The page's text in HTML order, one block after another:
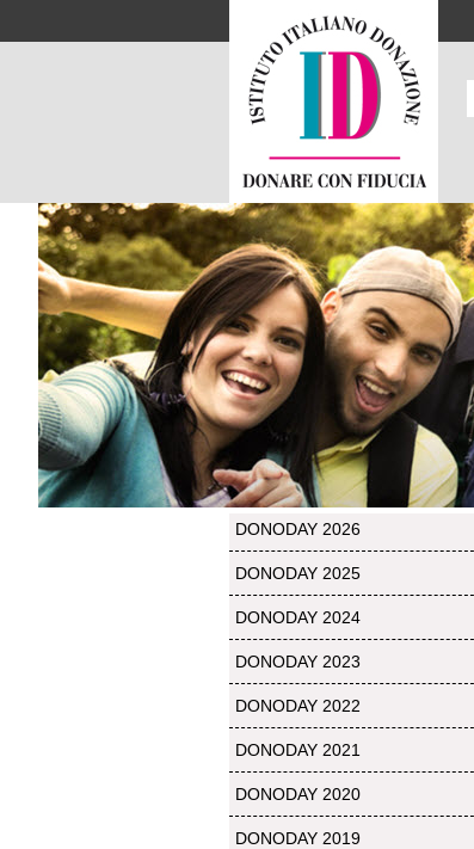
DONODAY 2026
DONODAY 2025
DONODAY 2024
DONODAY 2023
DONODAY 2022
DONODAY 2021
DONODAY 2020
DONODAY 2019